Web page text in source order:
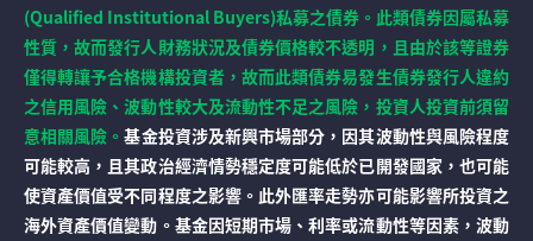
(Qualified Institutional Buyers)私募之債券。此類債券因屬私募
性質，故而發行人財務狀況及債券價格較不透明，且由於該等證券
僅得轉讓予合格機構投資者，故而此類債券易發生債券發行人違約
之信用風險、波動性較大及流動性不足之風險，投資人投資前須留
意相關風險。基金投資涉及新興市場部分，因其波動性與風險程度
可能較高，且其政治經濟情勢穩定度可能低於已開發國家，也可能
使資產價值受不同程度之影響。此外匯率走勢亦可能影響所投資之
海外資產價值變動。基金因短期市場、利率或流動性等因素，波動